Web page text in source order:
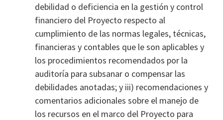
debilidad o deficiencia en la gestión y control
financiero del Proyecto respecto al
cumplimiento de las normas legales, técnicas,
financieras y contables que le son aplicables y
los procedimientos recomendados por la
auditoría para subsanar o compensar las
debilidades anotadas; y iii) recomendaciones y
comentarios adicionales sobre el manejo de
los recursos en el marco del Proyecto para